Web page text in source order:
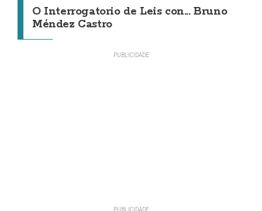
O Interrogatorio de Leis con... Bruno
Méndez Castro